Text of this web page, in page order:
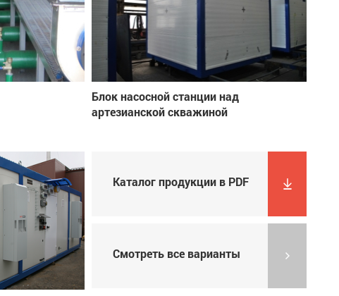
Блок насосной станции над
артезианской скважиной
Каталог продукции в PDF
Смотреть все варианты